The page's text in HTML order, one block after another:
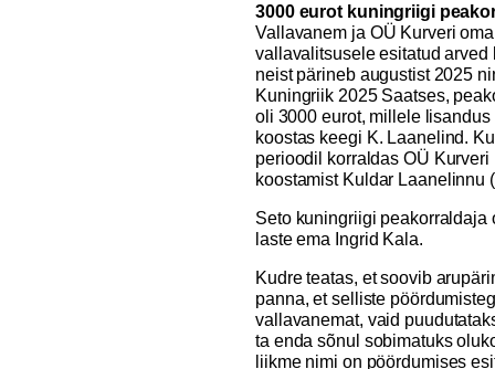
3000 eurot kuningriigi
Vallavanem ja OÜ Kurveri
vallavalitsusele esitatud
neist pärineb augustist 2025
Kuningriik 2025 Saatses,
oli 3000 eurot, millele
koostas keegi K. Laanelind.
perioodil korraldas OÜ
koostamist Kuldar Laanelinnu
Seto kuningriigi
laste ema Ingrid Kala.
Kudre teatas, et soovib
panna, et selliste
vallavanemat, vaid
ta enda sõnul sobimatuks
liikme nimi on pöördumises